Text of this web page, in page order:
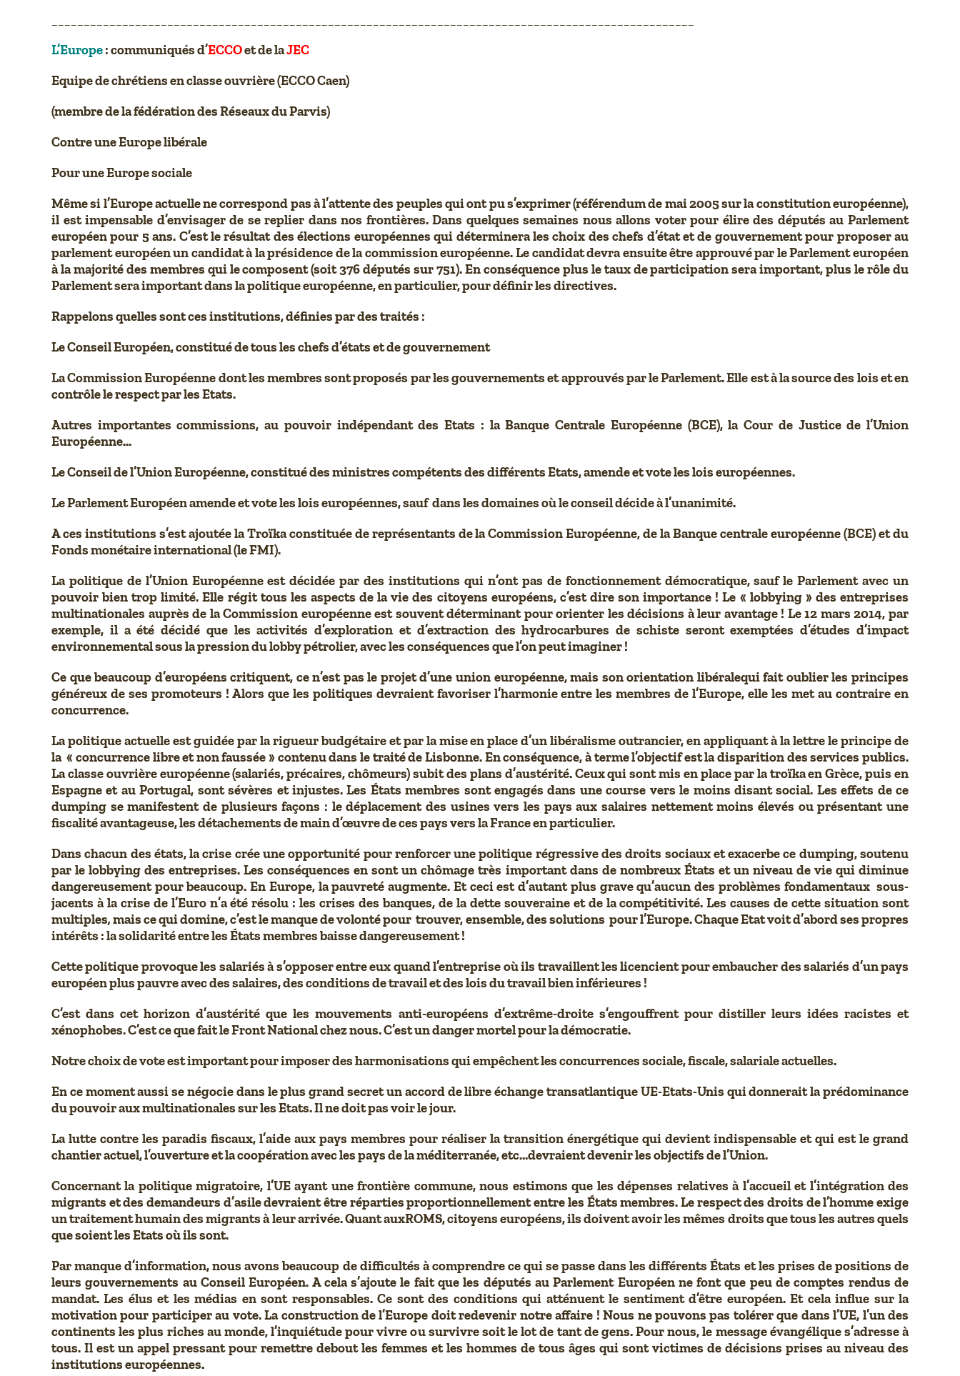
L’Europe: communiqués d’ECCOet de laJEC
Equipe de chrétiens en classe ouvrière (ECCO Caen)
(membre de la fédération des Réseaux du Parvis)
Contre une Europe libérale
Pour une Europe sociale
Même si l’Europe actuelle ne correspond pas à l’attente des peuples qui ont pu s’exprimer (référendum de mai 2005 sur la constitution européenne),
il est impensable d’envisager de se replier dans nos frontières. Dans quelques semaines nous allons voter pour élire des députés au Parlement
européen pour 5 ans. C’est le résultat des élections européennes qui déterminera les choix des chefs d’état et de gouvernement pour proposer au
parlement européen un candidat à la présidence de la commission européenne. Le candidat devra ensuite être approuvé par le Parlement européen
à la majorité des membres qui le composent (soit 376 députés sur 751). En conséquence plus le taux de participation sera important, plus le rôle du
Parlement sera important dans la politique européenne, en particulier, pour définir les directives.
Rappelons quelles sont ces institutions, définies par des traités :
Le Conseil Européen, constitué de tous les chefs d’états et de gouvernement
La Commission Européenne dont les membres sont proposés par les gouvernements et approuvés par le Parlement. Elle est à la source des lois et en
contrôle le respect par les Etats.
Autres importantes commissions, au pouvoir indépendant des Etats : la Banque Centrale Européenne (BCE), la Cour de Justice de l’Union
Européenne…
Le Conseil de l’Union Européenne, constitué des ministres compétents des différents Etats, amende et vote les lois européennes.
Le Parlement Européen amende et vote les lois européennes, sauf dans les domaines où le conseil décide à l’unanimité.
A ces institutions s’est ajoutée la Troïka constituée de représentants de la Commission Européenne, de la Banque centrale européenne (BCE) et du
Fonds monétaire international (le FMI).
La politique de l’Union Européenne est décidée par des institutions qui n’ont pas de fonctionnement démocratique, sauf le Parlement avec un
pouvoir bien trop limité. Elle régit tous les aspects de la vie des citoyens européens, c’est dire son importance ! Le « lobbying » des entreprises
multinationales auprès de la Commission européenne est souvent déterminant pour orienter les décisions à leur avantage ! Le 12 mars 2014, par
exemple, il a été décidé que les activités d’exploration et d’extraction des hydrocarbures de schiste seront exemptées d’études d’impact
environnemental sous la pression du lobby pétrolier, avec les conséquences que l’on peut imaginer !
Ce que beaucoup d’européens critiquent, ce n’est pas le projet d’une union européenne, mais son orientation libéralequi fait oublier les principes
généreux de ses promoteurs ! Alors que les politiques devraient favoriser l’harmonie entre les membres de l’Europe, elle les met au contraire en
concurrence.
La politique actuelle est guidée par la rigueur budgétaire et par la mise en place d’un libéralisme outrancier, en appliquant à la lettre le principe de
la « concurrence libre et non faussée » contenu dans le traité de Lisbonne. En conséquence, à terme l’objectif est la disparition des services publics.
La classe ouvrière européenne (salariés, précaires, chômeurs) subit des plans d’austérité. Ceux qui sont mis en place par la troïka en Grèce, puis en
Espagne et au Portugal, sont sévères et injustes. Les États membres sont engagés dans une course vers le moins disant social. Les effets de ce
dumping se manifestent de plusieurs façons : le déplacement des usines vers les pays aux salaires nettement moins élevés ou présentant une
fiscalité avantageuse, les détachements de main d’œuvre de ces pays vers la France en particulier.
Dans chacun des états, la crise crée une opportunité pour renforcer une politique régressive des droits sociaux et exacerbe ce dumping, soutenu
par le lobbying des entreprises. Les conséquences en sont un chômage très important dans de nombreux États et un niveau de vie qui diminue
dangereusement pour beaucoup. En Europe, la pauvreté augmente. Et ceci est d’autant plus grave qu’aucun des problèmes fondamentaux sous-
jacents à la crise de l’Euro n’a été résolu : les crises des banques, de la dette souveraine et de la compétitivité. Les causes de cette situation sont
multiples,mais ce qui domine, c’est le manque de volonté pour trouver, ensemble, des solutions pour l’Europe. Chaque Etat voit d’abord ses propres
intérêts : la solidarité entre les États membres baisse dangereusement !
Cette politique provoque les salariés à s’opposer entre eux quand l’entreprise où ils travaillent les licencient pour embaucher des salariés d’un pays
européen plus pauvre avec des salaires, des conditions de travail et des lois du travail bien inférieures !
C’est dans cet horizon d’austérité que les mouvements anti-européens d’extrême-droite s’engouffrent pour distiller leurs idées racistes et
xénophobes. C’est ce que fait le Front National chez nous. C’est un danger mortel pour la démocratie.
Notre choix de vote est important pour imposer des harmonisations qui empêchent les concurrences sociale, fiscale, salariale actuelles.
En ce moment aussi se négocie dans le plus grand secret un accord de libre échange transatlantique UE-Etats-Unis qui donnerait la prédominance
du pouvoir aux multinationales sur les Etats. Il ne doit pas voir le jour.
La lutte contre les paradis fiscaux, l’aide aux pays membres pour réaliser la transition énergétique qui devient indispensable et qui est le grand
chantier actuel, l’ouverture et la coopération avec les pays de la méditerranée, etc…devraient devenir les objectifs de l’Union.
Concernant la politique migratoire, l’UE ayant une frontière commune, nous estimons que les dépenses relatives à l’accueil et l’intégration des
migrants et des demandeurs d’asile devraient être réparties proportionnellement entre les États membres. Le respect des droits de l’homme exige
un traitement humain des migrants à leur arrivée. Quant auxROMS, citoyens européens, ils doivent avoir les mêmes droits que tous les autres quels
que soient les Etats où ils sont.
Par manque d’information, nous avons beaucoup de difficultés à comprendre ce qui se passe dans les différents États et les prises de positions de
leurs gouvernements au Conseil Européen. A cela s’ajoute le fait que les députés au Parlement Européen ne font que peu de comptes rendus de
mandat. Les élus et les médias en sont responsables. Ce sont des conditions qui atténuent le sentiment d’être européen. Et cela influe sur la
motivation pour participer au vote. La construction de l’Europe doit redevenir notre affaire ! Nous ne pouvons pas tolérer que dans l’UE, l’un des
continents les plus riches au monde, l’inquiétude pour vivre ou survivre soit le lot de tant de gens. Pour nous, le message évangélique s’adresse à
tous. Il est un appel pressant pour remettre debout les femmes et les hommes de tous âges qui sont victimes de décisions prises au niveau des
institutions européennes.